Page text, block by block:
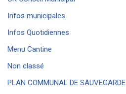
Infos municipales
Infos Quotidiennes
Menu Cantine
Non classé
PLAN COMMUNAL DE SAUVEGARDE